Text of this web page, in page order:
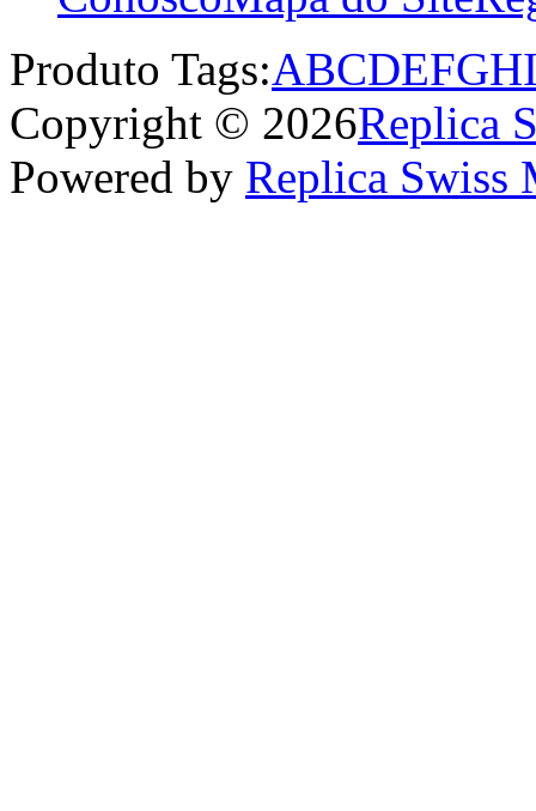
Produto Tags:ABCDEFGH
Copyright © 2026Replica
Powered by Replica Swiss